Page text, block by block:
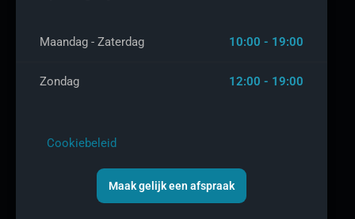
Maandag - Zaterdag 10:00 - 19:00
Zondag 12:00 - 19:00
Cookiebeleid
Maak gelijk een afspraak